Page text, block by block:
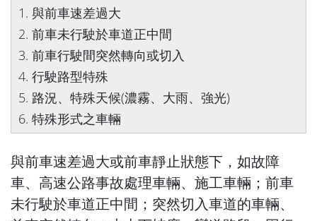
1. 與前車速差過大
2. 前車未行駛於車道正中間
3. 前車行駛間突然轉向或切入
4. 行駛路型特殊
5. 路況、特殊天候(濃霧、大雨、強光)
6. 特殊形式之車輛
與前車速差過大或前車靜止狀態下，如故障
車、高速公路事故處理車輛、施工車輛；前車
未行駛於車道正中間；突然切入車道的車輛、